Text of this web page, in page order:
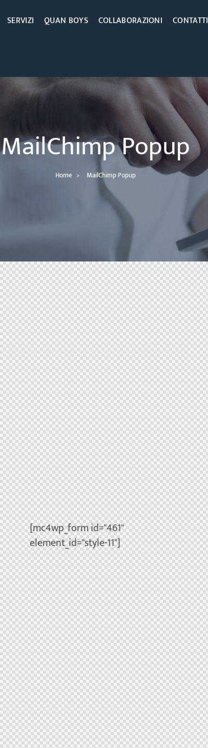
SERVIZI QUAN BOYS COLLABORAZIONI CONTATTI
MailChimp Popup
Home MailChimp Popup
[mc4wp_form id="461"
element_id="style-11"]